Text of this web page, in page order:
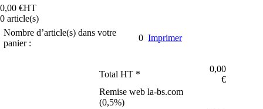
0,00 €HT
0 article(s)
Nombre d’article(s) dans votre
panier :
0 Imprimer
Total HT *
0,00
€
Remise web la-bs.com
(0,5%)